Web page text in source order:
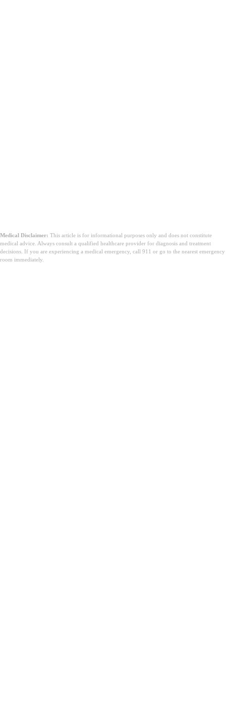
Medical Disclaimer: This article is for informational purposes only and does not constitute
medical advice. Always consult a qualified healthcare provider for diagnosis and treatment
decisions. If you are experiencing a medical emergency, call 911 or go to the nearest emergency
room immediately.